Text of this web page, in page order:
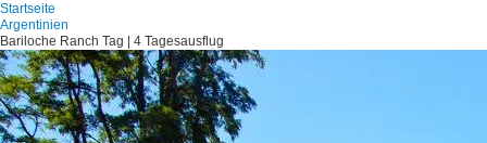
Startseite
Argentinien
Bariloche Ranch Tag | 4 Tagesausflug